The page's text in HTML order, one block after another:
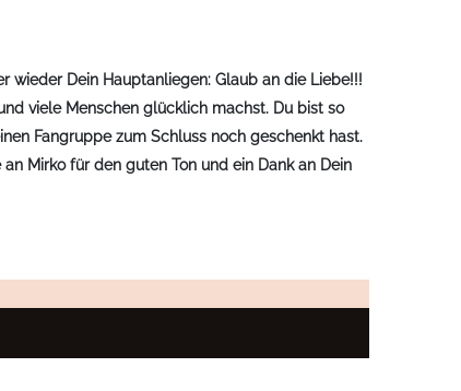
wieder Dein Hauptanliegen: Glaub an die Liebe!!!
viele Menschen glücklich machst. Du bist so
Fangruppe zum Schluss noch geschenkt hast.
Mirko für den guten Ton und ein Dank an Dein